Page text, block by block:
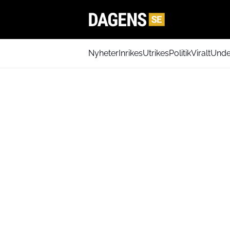
NyheterInrikesUtrikesPolitikViralt